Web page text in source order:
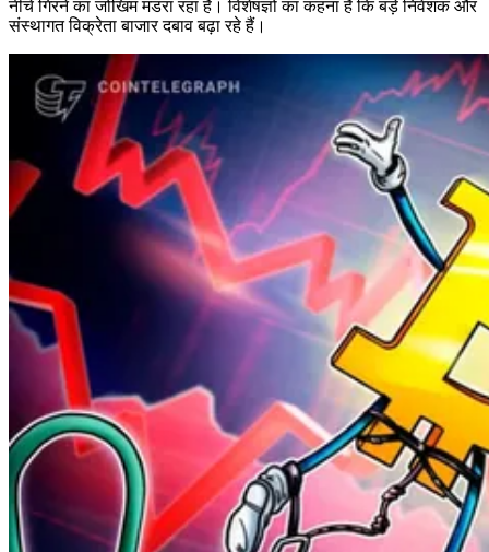
नीचे गिरने का जोखिम मंडरा रहा है। विशेषज्ञों का कहना है कि बड़े निवेशक और
संस्थागत विक्रेता बाजार दबाव बढ़ा रहे हैं।